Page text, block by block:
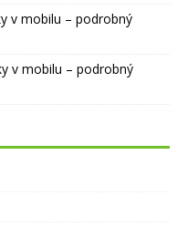
v mobilu – podrobný
v mobilu – podrobný